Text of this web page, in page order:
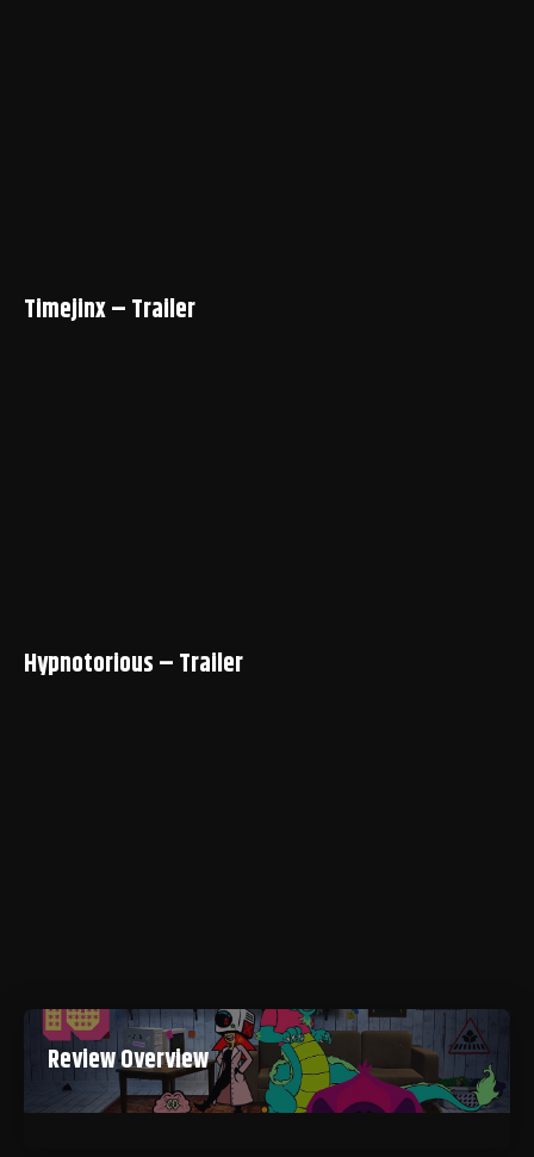
Timejinx – Trailer
Hypnotorious – Trailer
Review Overview